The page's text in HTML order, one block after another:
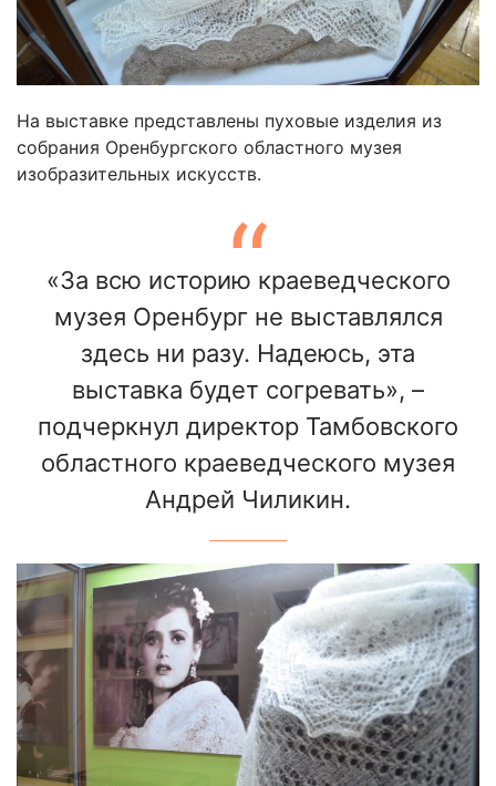
На выставке представлены пуховые изделия из
собрания Оренбургского областного музея
изобразительных искусств.
«За всю историю краеведческого
музея Оренбург не выставлялся
здесь ни разу. Надеюсь, эта
выставка будет согревать», –
подчеркнул директор Тамбовского
областного краеведческого музея
Андрей Чиликин.